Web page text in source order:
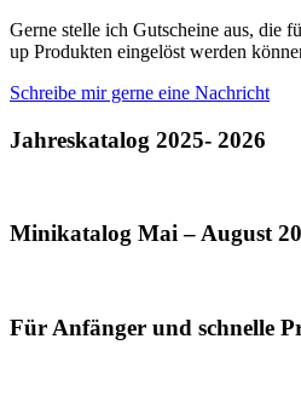
Gerne stelle ich Gutscheine aus, die
up Produkten eingelöst werden
Schreibe mir gerne eine Nachricht
Jahreskatalog 2025- 2026
Minikatalog Mai – August
Für Anfänger und schnelle